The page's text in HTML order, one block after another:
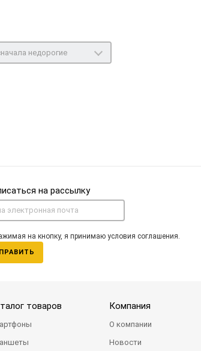
недорогие
на рассылку
на кнопку, я принимаю условия соглашения.
товаров Компания
О компании
Новости